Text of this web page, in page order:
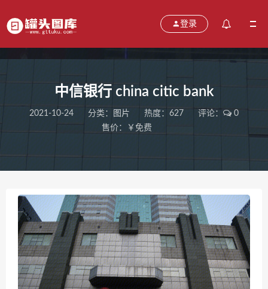
登录
中信银行 china citic bank
2021-10-24 分类： 图片 热度：627 评论：
0
售价：￥免费